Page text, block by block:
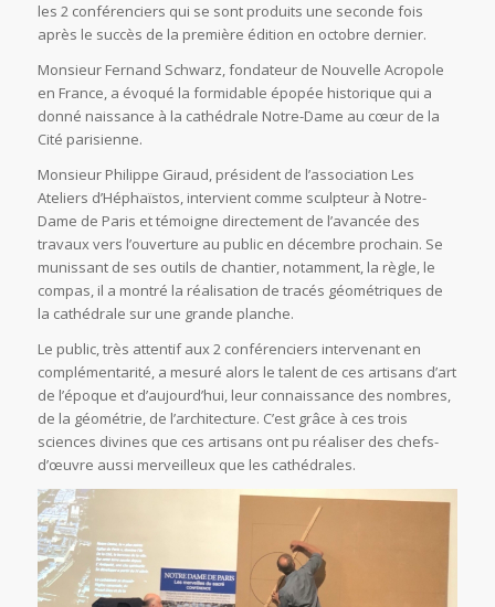
les 2 conférenciers qui se sont produits une seconde fois
après le succès de la première édition en octobre dernier.
Monsieur Fernand Schwarz, fondateur de Nouvelle Acropole
en France, a évoqué la formidable épopée historique qui a
donné naissance à la cathédrale Notre-Dame au cœur de la
Cité parisienne.
Monsieur Philippe Giraud, président de l’association Les
Ateliers d’Héphaïstos, intervient comme sculpteur à Notre-
Dame de Paris et témoigne directement de l’avancée des
travaux vers l’ouverture au public en décembre prochain. Se
munissant de ses outils de chantier, notamment, la règle, le
compas, il a montré la réalisation de tracés géométriques de
la cathédrale sur une grande planche.
Le public, très attentif aux 2 conférenciers intervenant en
complémentarité, a mesuré alors le talent de ces artisans d’art
de l’époque et d’aujourd’hui, leur connaissance des nombres,
de la géométrie, de l’architecture. C’est grâce à ces trois
sciences divines que ces artisans ont pu réaliser des chefs-
d’œuvre aussi merveilleux que les cathédrales.